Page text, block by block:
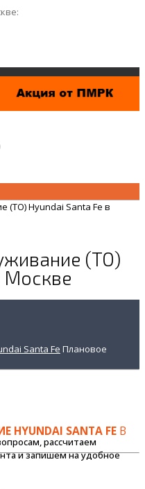
(ТО) Hyundai Santa Fe в
(ТО)
Москве
Santa Fe Плановое
рассчитаем
и запишем на удобное
SANTA FE В